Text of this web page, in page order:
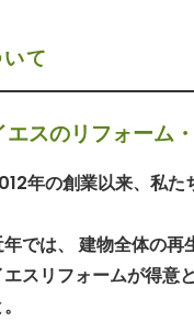
て
エスのリフォーム
年の創業以来、私た
では、 建物全体の再
エスリフォームが得意